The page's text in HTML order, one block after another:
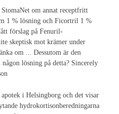
om annat receptfritt
1 % lösning och Ficortril 1 %
förslag på Fenuril-
skeptisk mot krämer under
om ... Dessutom är den
lösning på detta? Sincerely
i Helsingborg och det visar
hydrokortisonberedningarna